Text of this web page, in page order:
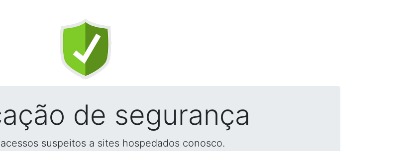
de segurança
suspeitos a sites hospedados conosco.